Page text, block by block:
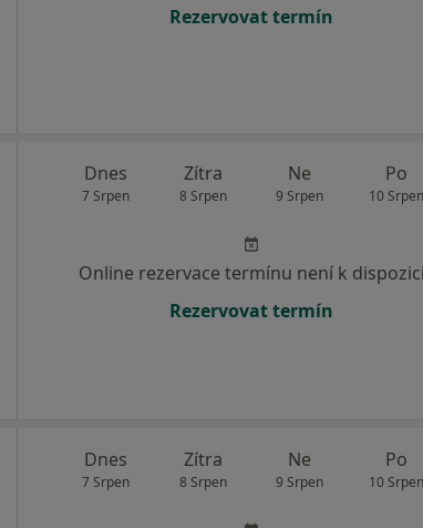
Rezervovat termín
Dnes
7 Srpen
Zítra
8 Srpen
Ne
9 Srpen
Po
10 Srpen
Online rezervace termínu není k dispozici
Rezervovat termín
Dnes
7 Srpen
Zítra
8 Srpen
Ne
9 Srpen
Po
10 Srpen